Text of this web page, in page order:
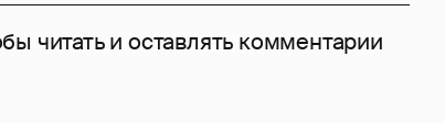
читать и оставлять комментарии